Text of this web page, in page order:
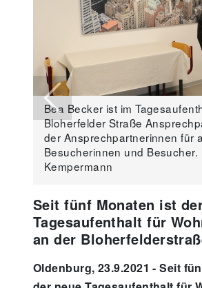
Bea Becker ist im
Bloherfelder Straße
der Ansprechpartnerinnen für
Besucherinnen und Besucher.
Kempermann
Previous
Seit fünf Monaten ist
Tagesaufenthalt für
an der
Oldenburg, 23.9.2021 - Seit